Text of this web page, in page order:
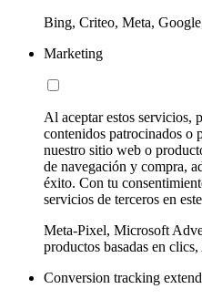
Bing, Criteo, Meta,
Marketing
Al aceptar estos servicios,
contenidos patrocinados o
nuestro sitio web o
de navegación y compra,
éxito. Con tu
servicios de terceros en
Meta-Pixel, Microsoft
productos basadas en
Conversion tracking